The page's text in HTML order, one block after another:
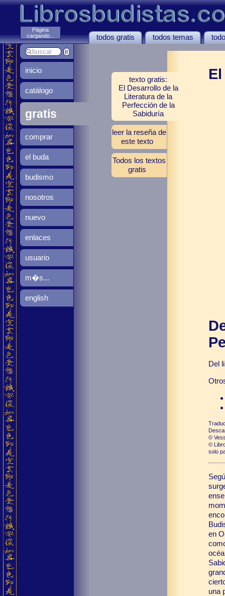
El
Del
©
©
solo
en
una
todos gratis todos temas
texto gratis:
El Desarrollo de la
Literatura de la
Perfección de la
Sabiduría
leer la reseña de
este texto
Todos los textos
gratis
inicio
catálogo
gratis
comprar
el buda
budismo
nosotros
nuevo
enlaces
usuario
m�s...
english
Página
cargando...